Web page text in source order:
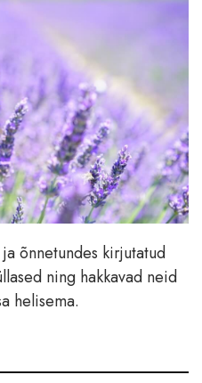
õnnetundes kirjutatud
ning hakkavad neid
helisema.